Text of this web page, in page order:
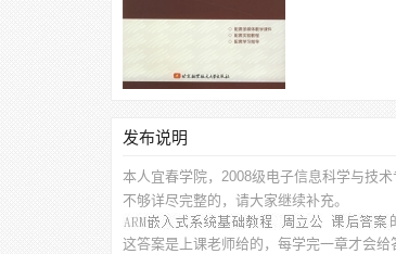
发布说明
本人宜春学院，2008级电子信息科学与技
不够详尽完整的，请大家继续补充。
这答案是上课老师给的，每学完一章才会给